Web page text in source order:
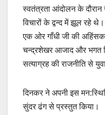
स्वतंत्रता आंदोलन के दौरान
विचारों के द्वन्द में झूल रहे
एक ओर गाँधी जी की
चन्द्रशेखर आजाद और भगत
सत्याग्रह की राजनीति से
दिनकर ने अपनी इस
सुंदर ढंग से प्रस्तुत किया।